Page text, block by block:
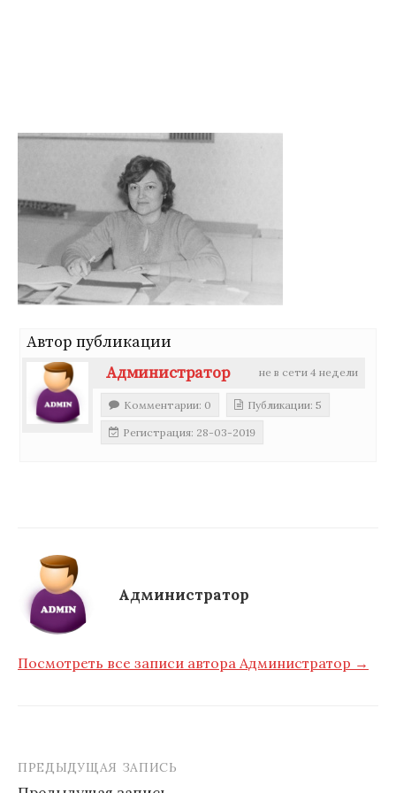
Автор публикации
не в сети 4 недели
Администратор
Комментарии: 0 Публикации: 5
Регистрация: 28-03-2019
Администратор
Посмотреть все записи автора Администратор →
Навигация
ПРЕДЫДУЩАЯ ЗАПИСЬ